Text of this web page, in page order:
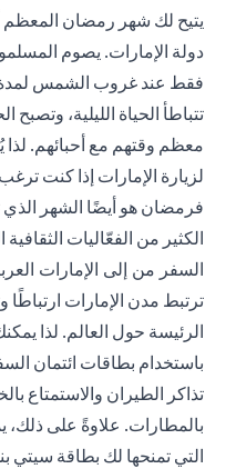
يتيح لك شهر رمضان المعظم
دولة الإمارات. يصوم
فقط عند غروب الشمس لمدة
تتباطأ الحياة الليلية،
معظم وقتهم مع أحبائهم.
لزيارة الإمارات إذا كنت
فرمضان هو أيضًا الشهر الذي
الكثير من الفعّاليات الثقافية
السفر من إلى الإمارات
ترتبط مدن الإمارات
الرئيسة حول العالم. لذا
باستخدام بطاقات ائتمان
تذاكر الطيران والاستمتاع
بالمطارات. علاوةً على ذلك،
التي تمنحها لك بطاقة سيتي